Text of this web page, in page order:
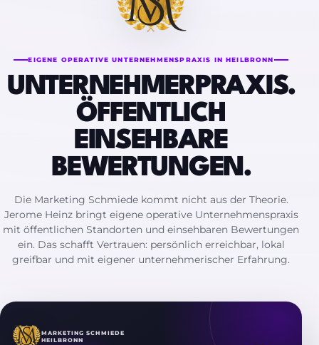
EIGENE OPERATIVE UNTERNEHMENSPRAXIS IN HEILBRONN
UNTERNEHMERPRAXIS.
ÖFFENTLICH
EINSEHBARE
BEWERTUNGEN.
Die Marketing Schmiede kommt nicht aus der Theorie.
Jerome Heinz bringt eigene operative Unternehmenspraxis
mit öffentlichen Standorten und einsehbaren Bewertungen
ein. Das schafft Vertrauen: persönlich erreichbar, lokal
greifbar und mit eigener unternehmerischer Erfahrung.
MARKETING SCHMIEDE
HEILBRONN